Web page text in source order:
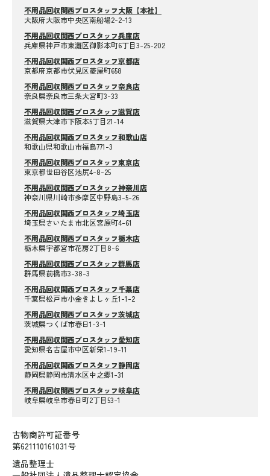
不用品回収関西プロスタッフ大阪【本社】
大阪府大阪市中央区南船場2-2-13
不用品回収関西プロスタッフ兵庫店
兵庫県神戸市東灘区御影本町6丁目3-25-202
不用品回収関西プロスタッフ京都店
京都府京都市伏見区菱屋町658
不用品回収関西プロスタッフ奈良店
奈良県奈良市三条大宮町3-33
不用品回収関西プロスタッフ滋賀店
滋賀県大津市下阪本5丁目21-14
不用品回収関西プロスタッフ和歌山店
和歌山県和歌山市福島771-3
不用品回収関西プロスタッフ東京店
東京都世田谷区池尻4-8-25
不用品回収関西プロスタッフ神奈川店
神奈川県川崎市多摩区中野島3-5-26
不用品回収関西プロスタッフ埼玉店
埼玉県さいたま市北区宮原町4-61
不用品回収関西プロスタッフ栃木店
栃木県宇都宮市花房2丁目8-6
不用品回収関西プロスタッフ群馬店
群馬県前橋市3-38-3
不用品回収関西プロスタッフ千葉店
千葉県松戸市小金きよしヶ丘1-1-2
不用品回収関西プロスタッフ茨城店
茨城県つくば市春日1-3-1
不用品回収関西プロスタッフ愛知店
愛知県名古屋市中区新栄1-19-11
不用品回収関西プロスタッフ静岡店
静岡県静岡市清水区中之郷1-31
不用品回収関西プロスタッフ岐阜店
岐阜県岐阜市春日町2丁目53-1
古物商許可証番号
第621110161031号
遺品整理士